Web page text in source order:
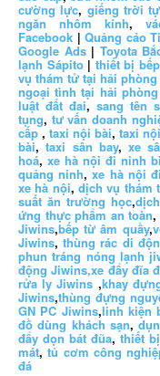
cường lực, giếng trời
ngăn nhôm kính,
Facebook |Quảng cáo
Google Ads| Toyota
lạnh Sápito | thiết bị
vụ thám tử tại hải phòng
ngoại tình tại hải phòng
luật đất đai, sang tên
tụng, tư vấn doanh
cấp , taxi nội bài, taxi
bài,taxi sân bay,xe
hoá, xe hà nội đi ninh
quảng ninh,xe hà nội
xe hà nội,dịch vụ thám
suất ăn trường học,
ứng thực phẩm an toàn,
Jiwins,bếp từ âm quầy,
Jiwins,thùng rác di
phun tráng nóng lạnh
động Jiwins,xe đẩy đĩa
rửa ly Jiwins ,khay
Jiwins,thùng đựng
GN PC Jiwins,linh kiện
đồ dùng khách sạn,
đẩy dọn bát đũa, thiết
mát,tủ cơm công
đá